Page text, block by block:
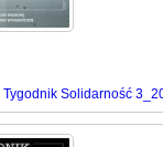
Tygodnik Solidarność